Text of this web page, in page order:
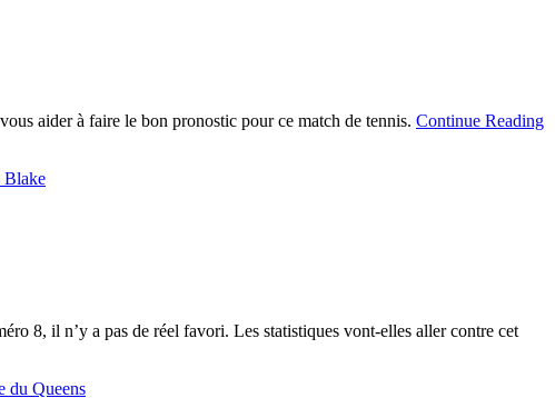
aider à faire le bon pronostic pour ce match de tennis. Continue Reading
Blake
8, il n’y a pas de réel favori. Les statistiques vont-elles aller contre cet
du Queens